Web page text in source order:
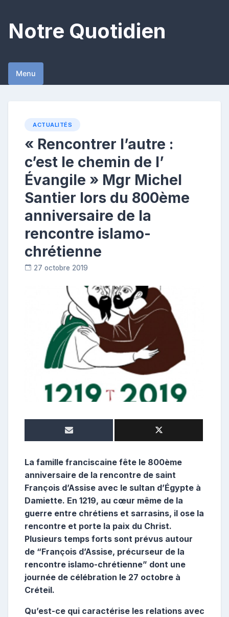
content
Notre Quotidien
Menu
ACTUALITÉS
« Rencontrer l’autre :
c’est le chemin de l’
Évangile » Mgr Michel
Santier lors du 800ème
anniversaire de la
rencontre islamo-
chrétienne
27 octobre 2019
e
p
o
s
t
e
r
La famille franciscaine fête le 800ème
anniversaire de la rencontre de saint
François d’Assise avec le sultan d’Égypte à
Damiette. En 1219, au cœur même de la
guerre entre chrétiens et sarrasins, il ose la
rencontre et porte la paix du Christ.
Plusieurs temps forts sont prévus autour
de “François d’Assise, précurseur de la
rencontre islamo-chrétienne” dont une
journée de célébration le 27 octobre à
Créteil.
Qu’est-ce qui caractérise les relations avec